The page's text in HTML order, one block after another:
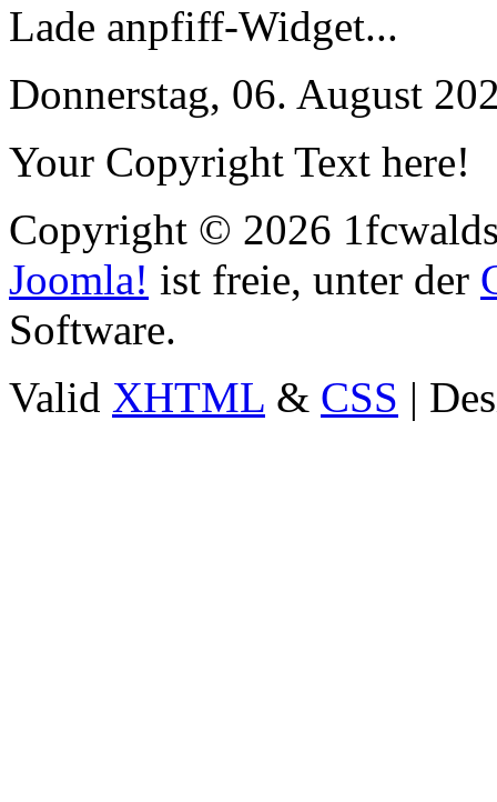
Lade anpfiff-Widget...
Donnerstag, 06. August
Your Copyright Text here!
Copyright © 2026
Joomla! ist freie, unter der
Software.
Valid XHTML & CSS |